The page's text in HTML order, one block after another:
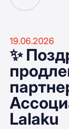
19.06.2026
✨
Lalaku